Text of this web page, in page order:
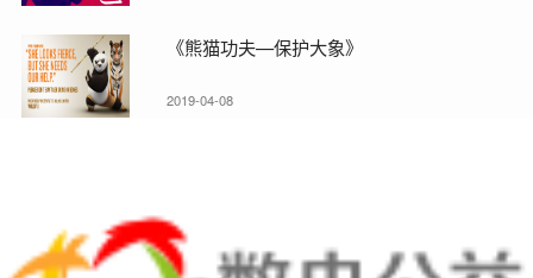
《熊猫功夫—保护大象》
2019-04-08